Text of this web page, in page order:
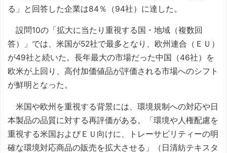
る」と回答した企業は84％（94社）に達した。
設問10の「拡大に当たり重視する国・地域（複数回
答）」では、米国が52社で最多となり、欧州連合（ＥＵ）
が49社と続いた。長年最大の市場だった中国（46社）を
欧米が上回り、高付加価値品が評価される市場へのシフト
が鮮明となった。
米国や欧州を重視する背景には、環境規制への対応や日
本製品の品質に対する再評価がある。「環境や人権配慮を
重視する米国およびＥＵ向けに、トレーサビリティーの明
確な環境対応商品の販売を拡大させる」（日清紡テキスタ